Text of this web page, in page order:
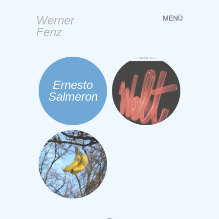
Werner
Fenz
MENÜ
Springe
zum
Ernesto
Salmeron